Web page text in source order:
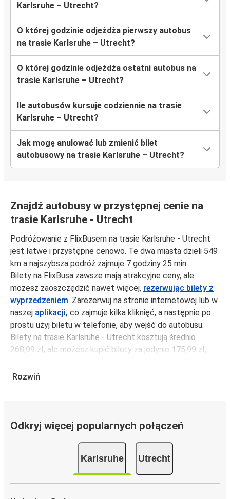
Karlsruhe – Utrecht?
O której godzinie odjeżdża pierwszy autobus
na trasie Karlsruhe – Utrecht?
O której godzinie odjeżdża ostatni autobus na
trasie Karlsruhe – Utrecht?
Ile autobusów kursuje codziennie na trasie
Karlsruhe – Utrecht?
Jak mogę anulować lub zmienić bilet
autobusowy na trasie Karlsruhe – Utrecht?
Znajdź autobusy w przystępnej cenie na
trasie Karlsruhe - Utrecht
Podróżowanie z FlixBusem na trasie Karlsruhe - Utrecht
jest łatwe i przystępne cenowo. Te dwa miasta dzieli 549
km a najszybsza podróż zajmuje 7 godziny 25 min.
Bilety na FlixBusa zawsze mają atrakcyjne ceny, ale
możesz zaoszczędzić nawet więcej, rezerwując bilety z
wyprzedzeniem. Zarezerwuj na stronie internetowej lub w
naszej aplikacji, co zajmuje kilka kliknięć, a następnie po
prostu użyj biletu w telefonie, aby wejść do autobusu.
Bilety na trasie Karlsruhe - Utrecht kosztują średnio
268,99 zł, ale możesz kupić bilety za jedynie 175,99 zł,
unikając weekendów i świąt. Aby podróżować szybko,
jedynie 7 godziny 25 min.
Podróż autobusemma mniejszy wpływ na środowisko
niż podróż samochodem czy samolotem. Stale pracujemy
Rozwiń
Odkryj więcej popularnych połączeń
Karlsruhe Utrecht